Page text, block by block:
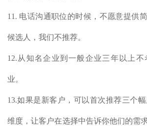
11. 电话沟通职位的时候，不愿意提供
候选人，我们不推荐。
12.从知名企业到一般企业三年以上
业。
13.如果是新客户，可以首次推荐三个幅
维度，让客户在选择中告诉你他们的需